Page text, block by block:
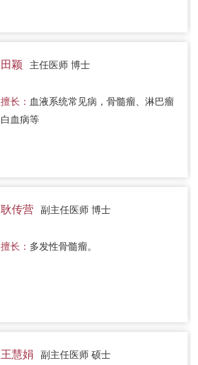
田颖 主任医师 博士
擅长： 血液系统常见病，骨髓瘤、淋巴瘤
白血病等
耿传营 副主任医师 博士
擅长： 多发性骨髓瘤。
王慧娟 副主任医师 硕士